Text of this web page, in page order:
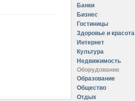
Банки
Бизнес
Гостиницы
Здоровье и красота
Интернет
Культура
Недвижимость
Оборудование
Образование
Общество
Отдых